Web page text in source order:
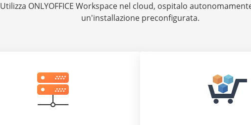
Utilizza ONLYOFFICE Workspace nel cloud, ospitalo
un'installazione preconfigurata.